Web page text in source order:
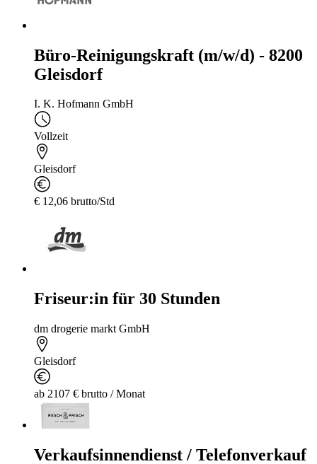
Büro-Reinigungskraft (m/w/d) - 8200
Gleisdorf
I. K. Hofmann GmbH
Vollzeit
Gleisdorf
€ 12,06 brutto/Std
Friseur:in für 30 Stunden
dm drogerie markt GmbH
Gleisdorf
ab 2107 € brutto / Monat
Verkaufsinnendienst / Telefonverkauf